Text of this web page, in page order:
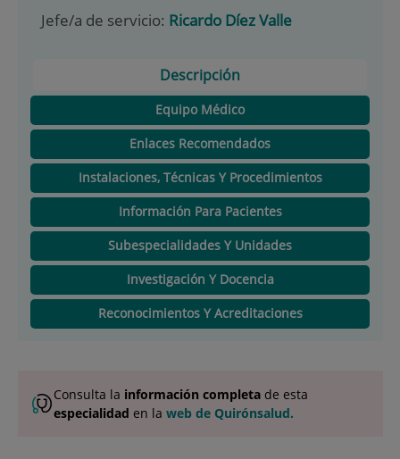
Jefe/a de servicio: Ricardo Díez Valle
Descripción
Equipo Médico
Enlaces Recomendados
Instalaciones, Técnicas Y Procedimientos
Información Para Pacientes
Subespecialidades Y Unidades
Investigación Y Docencia
Reconocimientos Y Acreditaciones
Consulta la información completade esta
especialidad en la web de Quirónsalud.